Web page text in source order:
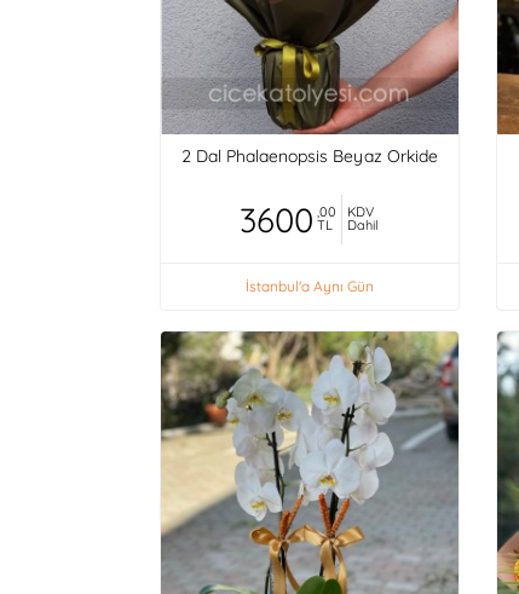
2 Dal Phalaenopsis Beyaz Orkide
3600 ,00
TL
KDV
Dahil
İstanbul'a Aynı Gün